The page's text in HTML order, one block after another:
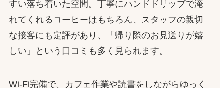
すい落ち着いた空間。丁寧にハンドドリップで淹
れてくれるコーヒーはもちろん、スタッフの親切
な接客にも定評があり、「帰り際のお見送りが嬉
しい」という口コミも多く見られます。
Wi-Fi完備で、カフェ作業や読書をしながらゆっく